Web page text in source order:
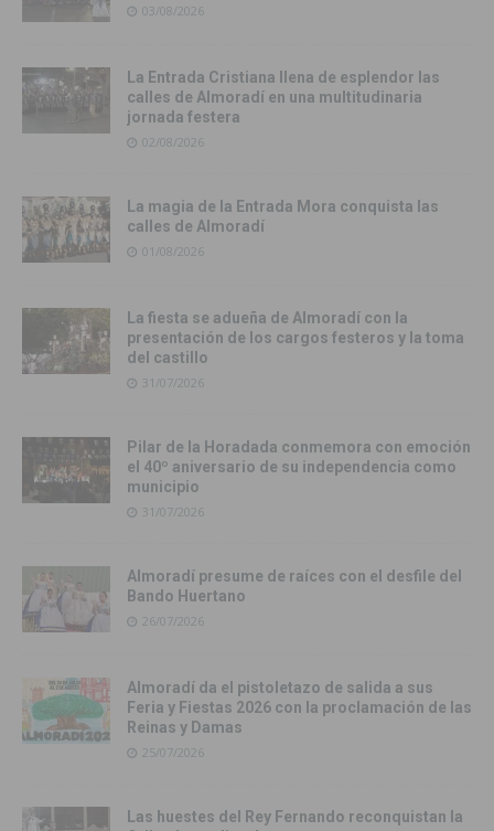
03/08/2026
La Entrada Cristiana llena de esplendor las
calles de Almoradí en una multitudinaria
jornada festera
02/08/2026
La magia de la Entrada Mora conquista las
calles de Almoradí
01/08/2026
La fiesta se adueña de Almoradí con la
presentación de los cargos festeros y la toma
del castillo
31/07/2026
Pilar de la Horadada conmemora con emoción
el 40º aniversario de su independencia como
municipio
31/07/2026
Almoradí presume de raíces con el desfile del
Bando Huertano
26/07/2026
Almoradí da el pistoletazo de salida a sus
Feria y Fiestas 2026 con la proclamación de las
Reinas y Damas
25/07/2026
Las huestes del Rey Fernando reconquistan la